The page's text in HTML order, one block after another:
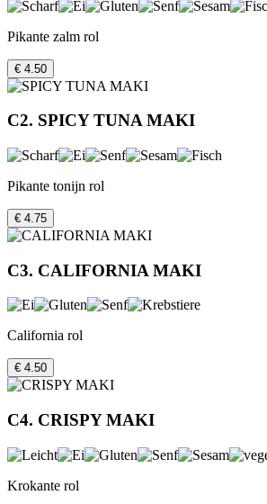
Pikante zalm rol
€ 4.50
C2. SPICY TUNA MAKI
Pikante tonijn rol
€ 4.75
C3. CALIFORNIA MAKI
California rol
€ 4.50
C4. CRISPY MAKI
Krokante rol